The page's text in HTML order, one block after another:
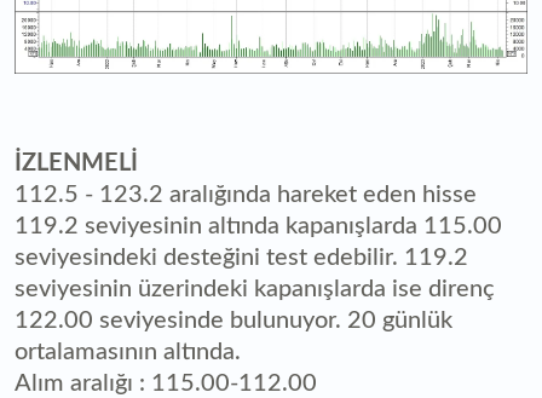
İZLENMELİ
112.5 - 123.2 aralığında hareket eden hisse
119.2 seviyesinin altında kapanışlarda 115.00
seviyesindeki desteğini test edebilir. 119.2
seviyesinin üzerindeki kapanışlarda ise direnç
122.00 seviyesinde bulunuyor. 20 günlük
ortalamasının altında.
Alım aralığı : 115.00-112.00